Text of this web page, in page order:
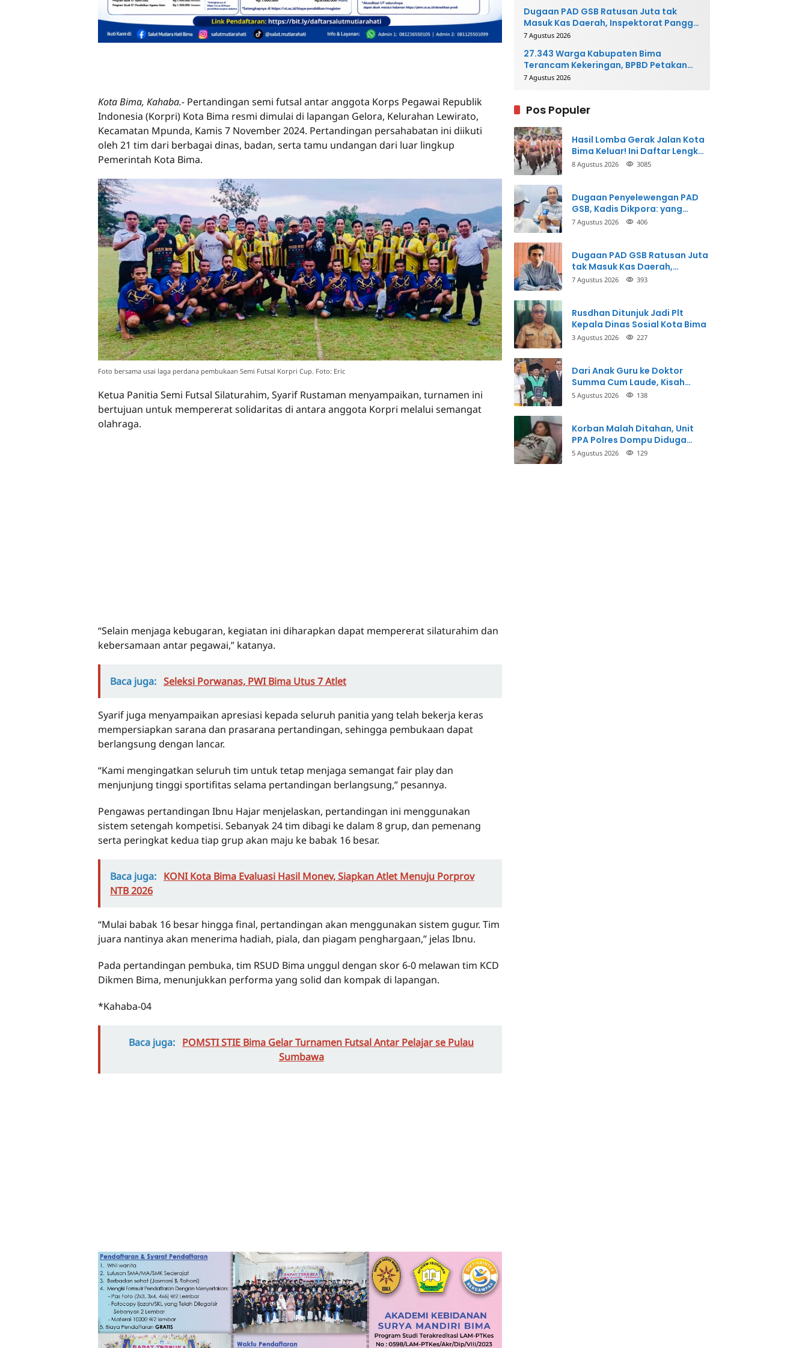
Kota Bima, Kahaba.- Pertandingan semi futsal antar anggota Korps Pegawai Republik
Indonesia (Korpri) Kota Bima resmi dimulai di lapangan Gelora, Kelurahan Lewirato,
Kecamatan Mpunda, Kamis 7 November 2024. Pertandingan persahabatan ini diikuti
oleh 21 tim dari berbagai dinas, badan, serta tamu undangan dari luar lingkup
Pemerintah Kota Bima.
Foto bersama usai laga perdana pembukaan Semi Futsal Korpri Cup. Foto: Eric
Ketua Panitia Semi Futsal Silaturahim, Syarif Rustaman menyampaikan, turnamen ini
bertujuan untuk mempererat solidaritas di antara anggota Korpri melalui semangat
olahraga.
“Selain menjaga kebugaran, kegiatan ini diharapkan dapat mempererat silaturahim dan
kebersamaan antar pegawai,” katanya.
Baca juga: Seleksi Porwanas, PWI Bima Utus 7 Atlet
Syarif juga menyampaikan apresiasi kepada seluruh panitia yang telah bekerja keras
mempersiapkan sarana dan prasarana pertandingan, sehingga pembukaan dapat
berlangsung dengan lancar.
“Kami mengingatkan seluruh tim untuk tetap menjaga semangat fair play dan
menjunjung tinggi sportifitas selama pertandingan berlangsung,” pesannya.
Pengawas pertandingan Ibnu Hajar menjelaskan, pertandingan ini menggunakan
sistem setengah kompetisi. Sebanyak 24 tim dibagi ke dalam 8 grup, dan pemenang
serta peringkat kedua tiap grup akan maju ke babak 16 besar.
Baca juga: KONI Kota Bima Evaluasi Hasil Monev, Siapkan Atlet Menuju Porprov
NTB 2026
“Mulai babak 16 besar hingga final, pertandingan akan menggunakan sistem gugur. Tim
juara nantinya akan menerima hadiah, piala, dan piagam penghargaan,” jelas Ibnu.
Pada pertandingan pembuka, tim RSUD Bima unggul dengan skor 6-0 melawan tim KCD
Dikmen Bima, menunjukkan performa yang solid dan kompak di lapangan.
*Kahaba-04
Baca juga: POMSTI STIE Bima Gelar Turnamen Futsal Antar Pelajar se Pulau
Sumbawa
Dugaan PAD GSB Ratusan Juta tak
Masuk Kas Daerah, Inspektorat Panggil
Pihak Terkait
7 Agustus 2026
27.343 Warga Kabupaten Bima
Terancam Kekeringan, BPBD Petakan
40 Desa Rawan
7 Agustus 2026
Pos Populer
Hasil Lomba Gerak Jalan Kota
Bima Keluar! Ini Daftar Lengkap
Para Juara
8 Agustus 2026 3085
Dugaan Penyelewengan PAD
GSB, Kadis Dikpora: yang
Bersangkutan Akui
7 Agustus 2026 406
Dugaan PAD GSB Ratusan Juta
tak Masuk Kas Daerah,
Inspektorat Panggil Pihak
7 Agustus 2026 393
Rusdhan Ditunjuk Jadi Plt
Kepala Dinas Sosial Kota Bima
3 Agustus 2026 227
Dari Anak Guru ke Doktor
Summa Cum Laude, Kisah
Taman Firdaus Menginspirasi
5 Agustus 2026 138
Korban Malah Ditahan, Unit
PPA Polres Dompu Diduga
Balikkan Fakta Kasus
5 Agustus 2026 129